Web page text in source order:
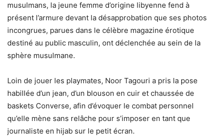
musulmans, la jeune femme d’origine libyenne fend à
présent l’armure devant la désapprobation que ses photos
incongrues, parues dans le célèbre magazine érotique
destiné au public masculin, ont déclenchée au sein de la
sphère musulmane.
Loin de jouer les playmates, Noor Tagouri a pris la pose
habillée d’un jean, d’un blouson en cuir et chaussée de
baskets Converse, afin d’évoquer le combat personnel
qu’elle mène sans relâche pour s’imposer en tant que
journaliste en hijab sur le petit écran.